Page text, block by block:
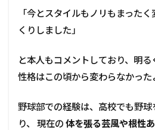
「今とスタイルもノリもまった
くりしました」
と本人もコメントしており、明
性格はこの頃から変わらなかった
野球部での経験は、高校でも野
り、 現在の 体を張る芸風や根性